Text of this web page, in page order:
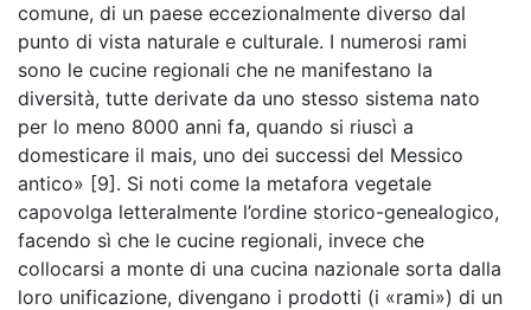
comune, di un paese eccezionalmente diverso dal
punto di vista naturale e culturale. I numerosi rami
sono le cucine regionali che ne manifestano la
diversità, tutte derivate da uno stesso sistema nato
per lo meno 8000 anni fa, quando si riuscì a
domesticare il mais, uno dei successi del Messico
antico» [9]. Si noti come la metafora vegetale
capovolga letteralmente l’ordine storico-genealogico,
facendo sì che le cucine regionali, invece che
collocarsi a monte di una cucina nazionale sorta dalla
loro unificazione, divengano i prodotti (i «rami») di un